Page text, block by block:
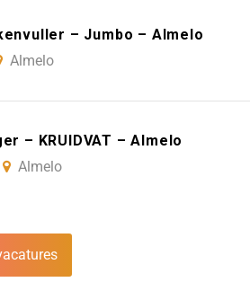
– Jumbo – Almelo
Almelo
– KRUIDVAT – Almelo
Almelo